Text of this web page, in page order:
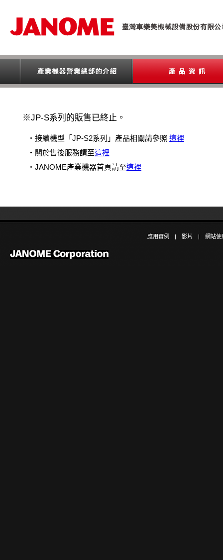
※JP-S系列的販售已終止。
・接續機型「JP-S2系列」產品相關請參照 這裡
・關於售後服務請至這裡
・JANOME產業機器首頁請至這裡
應用實例 | 影片 | 網站使